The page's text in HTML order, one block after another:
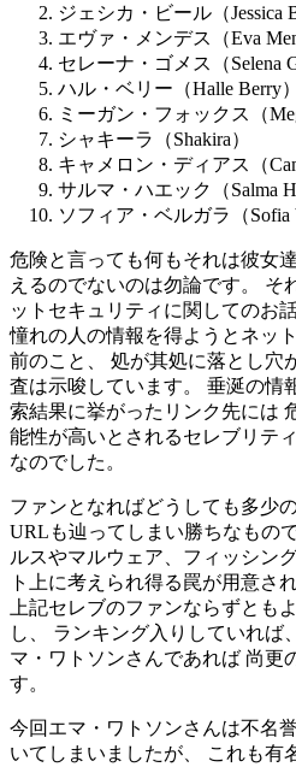
ジェシカ・ビール（Jessica
エヴァ・メンデス（Eva
セレーナ・ゴメス（Selena
ハル・ベリー（Halle Berry）
ミーガン・フォックス（
シャキーラ（Shakira）
キャメロン・ディアス（
サルマ・ハエック（Salma
ソフィア・ベルガラ（Sofia
危険と言っても何もそれは彼女
えるのでないのは勿論です。 そ
ットセキュリティに関してのお
憧れの人の情報を得ようとネッ
前のこと、 処が其処に落とし穴
査は示唆しています。 垂涎の情
索結果に挙がったリンク先には
能性が高いとされるセレブリテ
なのでした。
ファンとなればどうしても多少
URLも辿ってしまい勝ちなもの
ルスやマルウェア、フィッシン
ト上に考えられ得る罠が用意さ
上記セレブのファンならずとも
し、 ランキング入りしていれば
マ・ワトソンさんであれば 尚更
す。
今回エマ・ワトソンさんは不名
いてしまいましたが、 これも有